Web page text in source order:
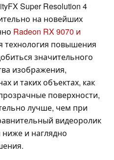
Super Resolution 4
на новейших
Radeon RX 9070 и
технология повышения
значительного
изображения,
и таких объектах, как
поверхности,
лучше, чем при
видеоролик
ниже и наглядно